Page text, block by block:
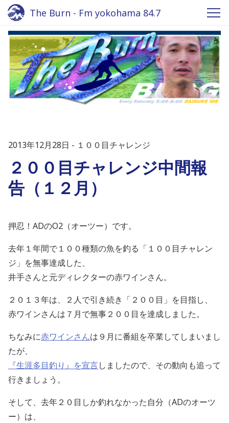
The Burn - Fm yokohama 84.7
2013年12月28日 １００目チャレンジ
２００目チャレンジ中間報
告（１２月）
押忍！ADのO2（オーツー）です。
去年１年間で１００種類の魚を釣る「１００目チャレン
ジ」を無事達成した、
井手さんと元ディレクターの赤ワインさん。
２０１３年は、２人で引き続き「２００目」を目指し、
赤ワインさんは７月で無事２００目を達成しました。
ちなみに赤ワインさんは９月に番組を卒業してしまいまし
たが、
『生涯多目釣り』を宣言しましたので、その動向も追って
行きましょう。
そして、去年２０目しか釣れなかった自分（ADのオーツ
ー）は、